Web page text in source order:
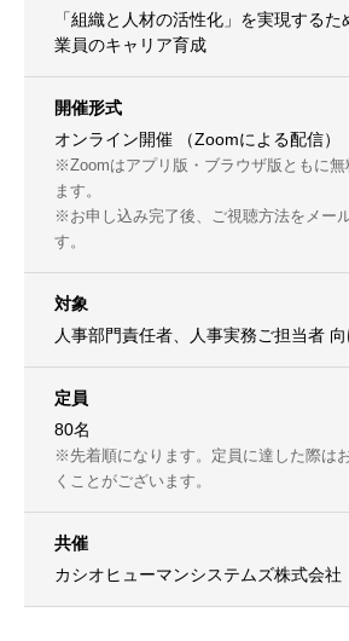
「組織と人材の活性化」を実現する
業員のキャリア育成
開催形式
オンライン開催 （Zoomによる配信）
※Zoomはアプリ版・ブラウザ版ともに
ます。
※お申し込み完了後、ご視聴方法をメー
す。
対象
人事部門責任者、人事実務ご担当者 向
定員
80名
※先着順になります。定員に達した際は
くことがございます。
共催
カシオヒューマンシステムズ株式会社